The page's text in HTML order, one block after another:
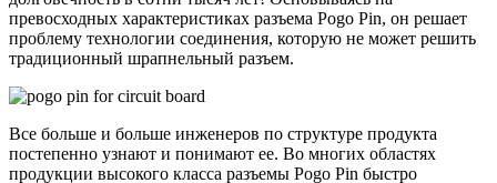
превосходных характеристиках разъема Pogo Pin, он решает
проблему технологии соединения, которую не может решить
традиционный шрапнельный разъем.
Все больше и больше инженеров по структуре продукта
постепенно узнают и понимают ее. Во многих областях
продукции высокого класса разъемы Pogo Pin быстро